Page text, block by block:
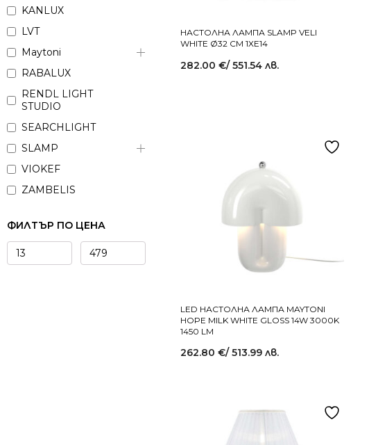
Фиксирани
KANLUX
LVT
Maytoni
RABALUX
RENDL LIGHT
STUDIO
SEARCHLIGHT
SLAMP
VIOKEF
ZAMBELIS
ФИЛТЪР ПО ЦЕНА
НАСТОЛНА ЛАМПА SLAMP VELI
WHITE Ø32 СМ 1XE14
282.00 €/ 551.54 лв.
LED НАСТОЛНА ЛАМПА MAYTONI
HOPE MILK WHITE GLOSS 14W 3000K
1450 LM
262.80 €/ 513.99 лв.